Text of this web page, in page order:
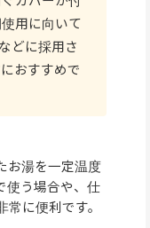
用に向いて
どに採用さ
おすすめで
お湯を一定温度
使う場合や、仕
に便利です。